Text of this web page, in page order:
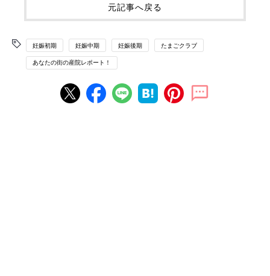
元記事へ戻る
妊娠初期 妊娠中期 妊娠後期 たまごクラブ
あなたの街の産院レポート！